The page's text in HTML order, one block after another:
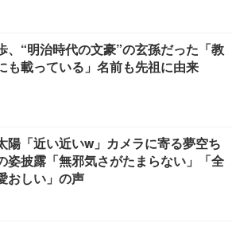
、“明治時代の文豪”の玄孫だった「教
も載っている」名前も先祖に由来
陽「近い近いw」カメラに寄る夢空ち
姿披露「無邪気さがたまらない」「全
おしい」の声